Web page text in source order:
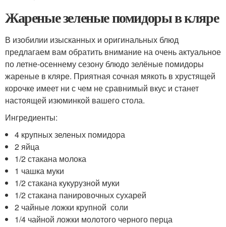
Жареные зеленые помидоры в кляре
В изобилии изысканных и оригинальных блюд
предлагаем вам обратить внимание на очень актуальное
по летне-осеннему сезону блюдо зелёные помидоры
жареные в кляре. Приятная сочная мякоть в хрустящей
корочке имеет ни с чем не сравнимый вкус и станет
настоящей изюминкой вашего стола.
Ингредиенты:
4 крупных зеленых помидора
2 яйца
1/2 стакана молока
1 чашка муки
1/2 стакана кукурузной муки
1/2 стакана панировочных сухарей
2 чайные ложки крупной соли
1/4 чайной ложки молотого черного перца